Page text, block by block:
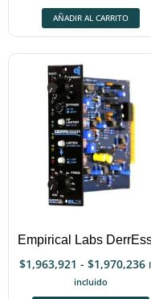
AÑADIR AL CARRITO
Empirical Labs
$1,963,921 - $1,970,236
incluido